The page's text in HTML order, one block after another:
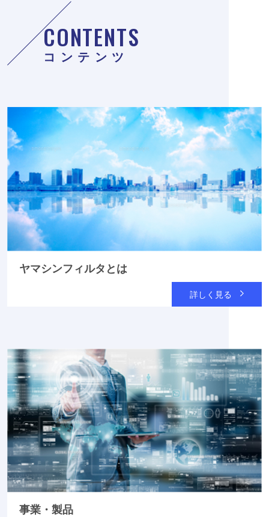
CONTENTS
コンテンツ
ヤマシンフィルタとは
詳しく見る
事業・製品